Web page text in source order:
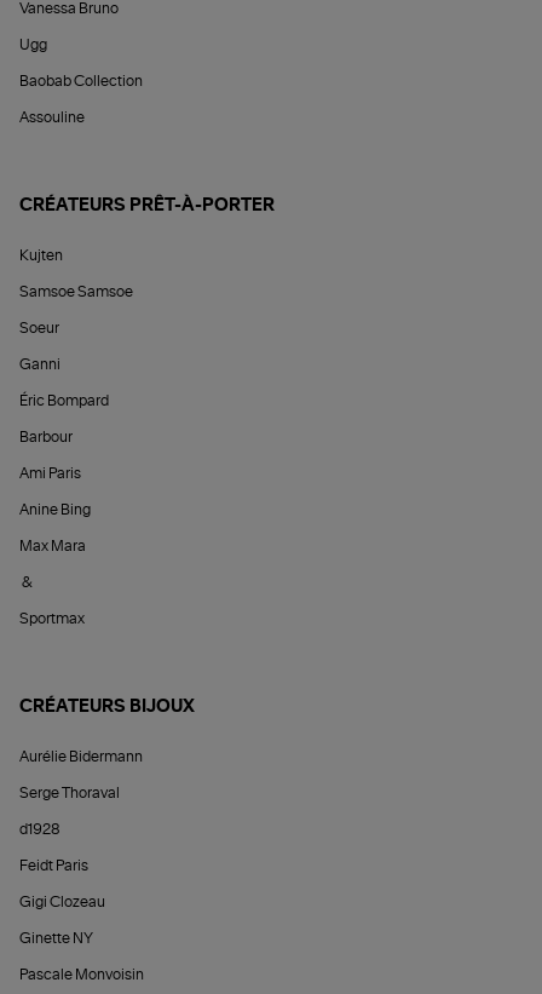
Vanessa Bruno
Ugg
Baobab Collection
Assouline
CRÉATEURS PRÊT-À-PORTER
Kujten
Samsoe Samsoe
Soeur
Ganni
Éric Bompard
Barbour
Ami Paris
Anine Bing
Max Mara
&
Sportmax
CRÉATEURS BIJOUX
Aurélie Bidermann
Serge Thoraval
d1928
Feidt Paris
Gigi Clozeau
Ginette NY
Pascale Monvoisin